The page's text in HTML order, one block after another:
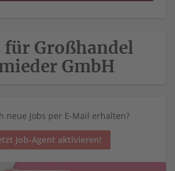
für Großhandel
GmbH
neue Jobs per E-Mail erhalten?
Job-Agent aktivieren!